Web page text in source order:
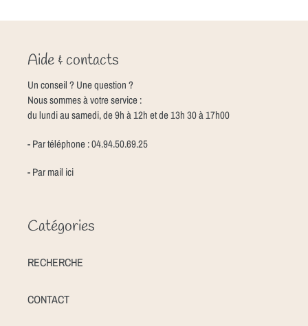
Aide & contacts
Un conseil ? Une question ?
Nous sommes à votre service :
du lundi au samedi, de 9h à 12h et de 13h 30 à 17h00
- Par téléphone : 04.94.50.69.25
- Par mail ici
Catégories
RECHERCHE
CONTACT